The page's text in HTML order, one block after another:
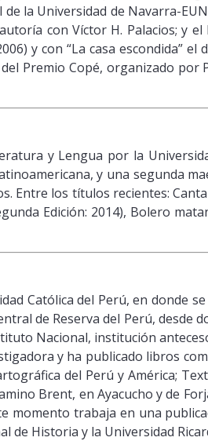
la Universidad de Navarra-
con Víctor H. Palacios; y
y con “La casa escondida”
Premio Copé, organizado
y Lengua por la
y una segunda
Entre los títulos recientes:
Edición: 2014), Bolero
Católica del Perú, en donde
de Reserva del Perú,
Nacional, institución
y ha publicado libros
del Perú y América;
Brent, en Ayacucho y de
momento trabaja en una
de Historia y la Universidad